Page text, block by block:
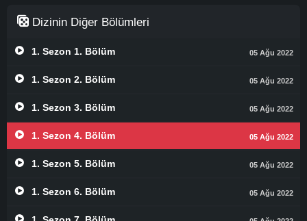
Dizinin Diğer Bölümleri
1. Sezon 1. Bölüm 05 Ağu 2022
1. Sezon 2. Bölüm 05 Ağu 2022
1. Sezon 3. Bölüm 05 Ağu 2022
1. Sezon 4. Bölüm 05 Ağu 2022
1. Sezon 5. Bölüm 05 Ağu 2022
1. Sezon 6. Bölüm 05 Ağu 2022